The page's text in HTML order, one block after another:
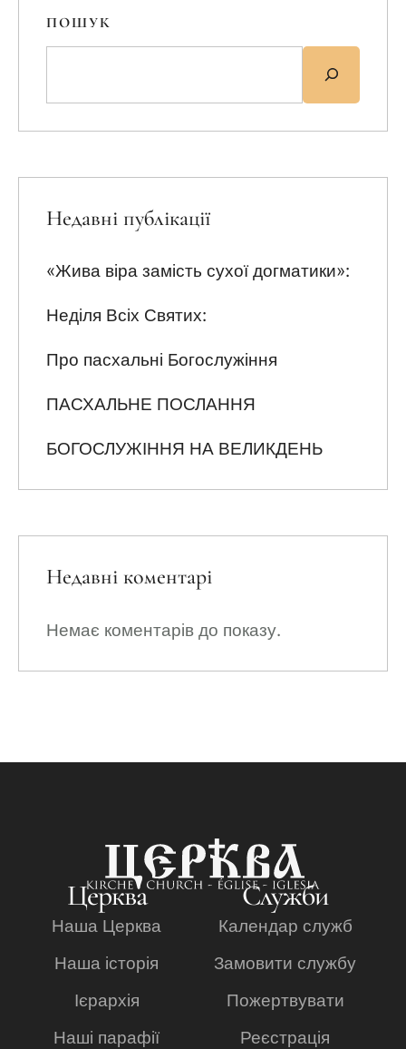
ПОШУК
Недавні публікації
«Жива віра замість сухої догматики»:
Неділя Всіх Святих:
Про пасхальні Богослужіння
ПАСХАЛЬНЕ ПОСЛАННЯ
БОГОСЛУЖІННЯ НА ВЕЛИКДЕНЬ
Недавні коментарі
Немає коментарів до показу.
Церква
Наша Церква
Наша історія
Ієрархія
Наші парафії
Служби
Календар служб
Замовити службу
Пожертвувати
Реєстрація